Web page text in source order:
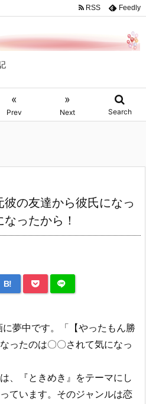
«
Prev
»
Next Search
RSS Feedly
彼の友達から彼氏になっ
ったから！
B!
夢中です。「【やったもん勝
ったのは〇〇されて気になっ
、『ときめき』をテーマにし
ています。そのジャンルは恋